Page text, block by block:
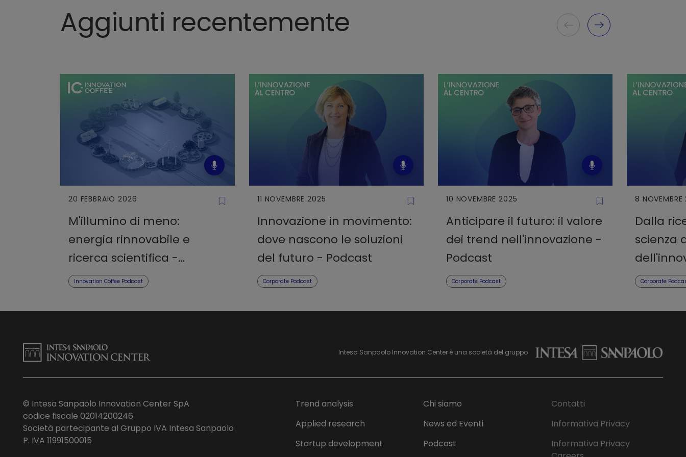
Aggiunti recentemente
20 FEBBRAIO 2026
M'illumino di meno:
energia rinnovabile e
ricerca scientifica -
Podcast
Innovation Coffee Podcast
11 NOVEMBRE 2025
Innovazione in movimento:
dove nascono le soluzioni
del futuro - Podcast
Corporate Podcast
10 NOVEMBRE 2025
Anticipare il futuro: il valore
dei trend nell'innovazione -
Podcast
Corporate Podcast
8
Dalla
scienza
Corporate
Intesa Sanpaolo Innovation Center è una società del gruppo
© Intesa Sanpaolo Innovation Center SpA
codice fiscale 02014200246
Società partecipante al Gruppo IVA Intesa Sanpaolo
P. IVA 11991500015
Trend analysis
Applied research
Startup development
Chi siamo
News ed Eventi
Podcast
Contatti
Informativa Privacy
Informativa Privacy